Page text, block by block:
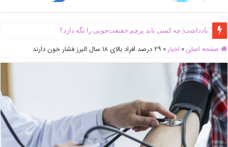
یادداشت| ‌چه کسی باید پرچم حقیقت‌جویی را نگه دارد؟
صفحه اصلی » اخبار » ۲۹ درصد افراد بالای ۱۸ سال البرز فشار خون دارند